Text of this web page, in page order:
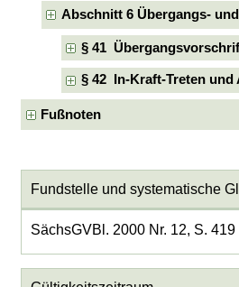
Abschnitt 6 Übergangs-
§ 41
§ 42 In-Kraft-Treten und
Fußnoten
Fundstelle und systematische
SächsGVBl. 2000 Nr. 12, S. 419